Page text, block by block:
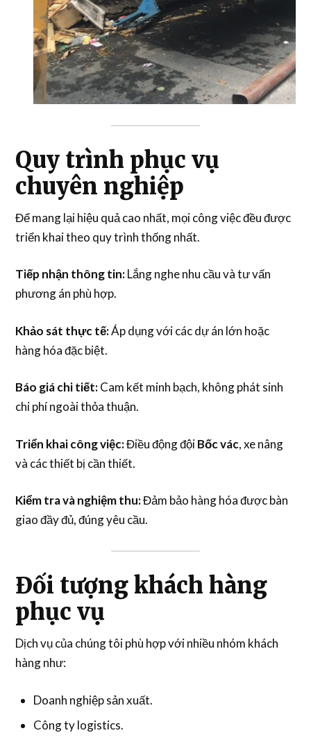
Quy trình phục vụ
chuyên nghiệp
Để mang lại hiệu quả cao nhất, mọi công việc đều được
triển khai theo quy trình thống nhất.
Tiếp nhận thông tin:Lắng nghe nhu cầu và tư vấn
phương án phù hợp.
Khảo sát thực tế:Áp dụng với các dự án lớn hoặc
hàng hóa đặc biệt.
Báo giá chi tiết:Cam kết minh bạch, không phát sinh
chi phí ngoài thỏa thuận.
Triển khai công việc:Điều động độiBốc vác, xe nâng
và các thiết bị cần thiết.
Kiểm tra và nghiệm thu:Đảm bảo hàng hóa được bàn
giao đầy đủ, đúng yêu cầu.
Đối tượng khách hàng
phục vụ
Dịch vụ của chúng tôi phù hợp với nhiều nhóm khách
hàng như:
Doanh nghiệp sản xuất.
Công ty logistics.